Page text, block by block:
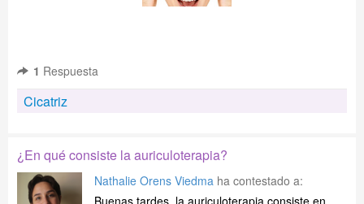
1 Respuesta
Cicatriz
¿En qué consiste la auriculoterapia?
Nathalie Orens Viedma ha contestado a:
Buenas tardes, la auriculoterapia consiste en